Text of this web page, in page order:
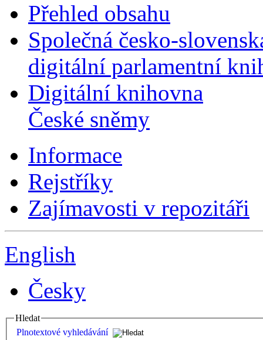
Přehled obsahu
Společná česko-
digitální parlamentní
Digitální knihovna
České sněmy
Informace
Rejstříky
Zajímavosti v repozitáři
English
Česky
Hledat
Plnotextové vyhledávání